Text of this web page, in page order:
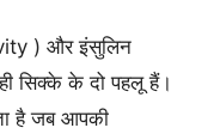
) और इंसुलिन
सिक्के के दो पहलू हैं।
है जब आपकी